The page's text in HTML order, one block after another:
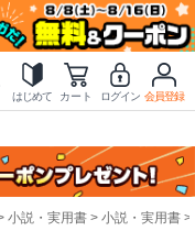
はじめて カート ログイン 会員登録
小説・実用書 小説・実用書